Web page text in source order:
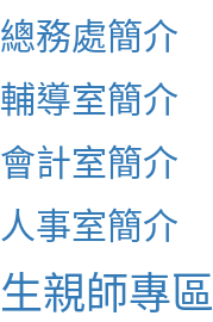
總務處簡介
輔導室簡介
會計室簡介
人事室簡介
生親師專區